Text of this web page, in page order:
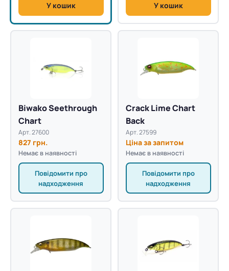
У кошик У кошик
Biwako Seethrough
Chart
Арт. 27600
827 грн.
Немає в наявності
Повідомити про
надходження
Crack Lime Chart
Back
Арт. 27599
Ціна за запитом
Немає в наявності
Повідомити про
надходження